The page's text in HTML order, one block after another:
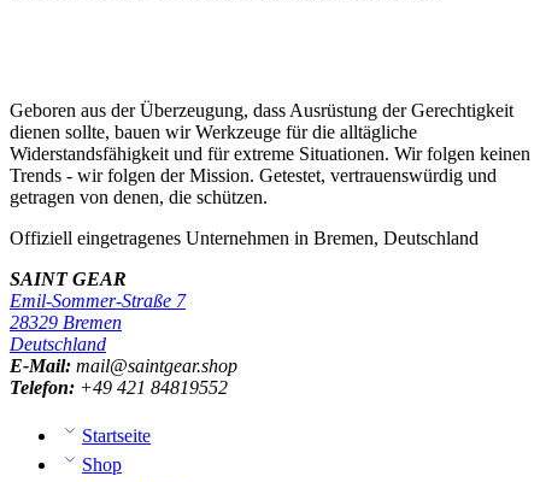
Geboren aus der Überzeugung, dass Ausrüstung der Gerechtigkeit
dienen sollte, bauen wir Werkzeuge für die alltägliche
Widerstandsfähigkeit und für extreme Situationen. Wir folgen keinen
Trends - wir folgen der Mission. Getestet, vertrauenswürdig und
getragen von denen, die schützen.
Offiziell eingetragenes Unternehmen in Bremen, Deutschland
SAINT GEAR
Emil-Sommer-Straße 7
28329 Bremen
Deutschland
E-Mail: mail@saintgear.shop
Telefon: +49 421 84819552
Startseite
Shop